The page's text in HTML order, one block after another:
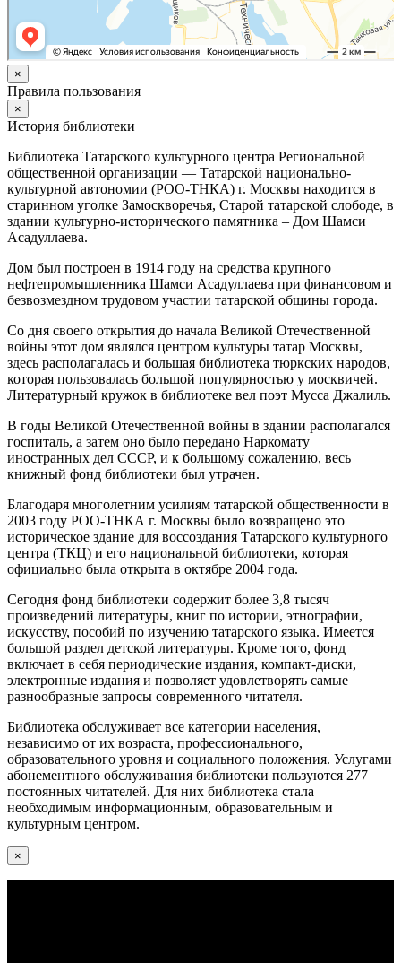
×
Правила пользования
×
История библиотеки
Библиотека Татарского культурного центра Региональной
общественной организации — Татарской национально-
культурной автономии (РОО-ТНКА) г. Москвы находится в
старинном уголке Замоскворечья, Старой татарской слободе, в
здании культурно-исторического памятника – Дом Шамси
Асадуллаева.
Дом был построен в 1914 году на средства крупного
нефтепромышленника Шамси Асадуллаева при финансовом и
безвозмездном трудовом участии татарской общины города.
Со дня своего открытия до начала Великой Отечественной
войны этот дом являлся центром культуры татар Москвы,
здесь располагалась и большая библиотека тюркских народов,
которая пользовалась большой популярностью у москвичей.
Литературный кружок в библиотеке вел поэт Мусса Джалиль.
В годы Великой Отечественной войны в здании располагался
госпиталь, а затем оно было передано Наркомату
иностранных дел СССР, и к большому сожалению, весь
книжный фонд библиотеки был утрачен.
Благодаря многолетним усилиям татарской общественности в
2003 году РОО-ТНКА г. Москвы было возвращено это
историческое здание для воссоздания Татарского культурного
центра (ТКЦ) и его национальной библиотеки, которая
официально была открыта в октябре 2004 года.
Сегодня фонд библиотеки содержит более 3,8 тысяч
произведений литературы, книг по истории, этнографии,
искусству, пособий по изучению татарского языка. Имеется
большой раздел детской литературы. Кроме того, фонд
включает в себя периодические издания, компакт-диски,
электронные издания и позволяет удовлетворять самые
разнообразные запросы современного читателя.
Библиотека обслуживает все категории населения,
независимо от их возраста, профессионального,
образовательного уровня и социального положения. Услугами
абонементного обслуживания библиотеки пользуются 277
постоянных читателей. Для них библиотека стала
необходимым информационным, образовательным и
культурным центром.
×